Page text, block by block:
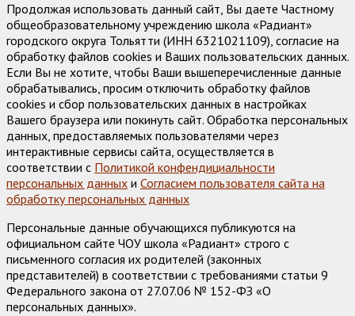
Продолжая использовать данный сайт, Вы даете Частному
общеобразовательному учреждению школа «Радиант»
городского округа Тольятти (ИНН 6321021109), согласие на
обработку файлов cookies и Ваших пользовательских данных.
Если Вы не хотите, чтобы Ваши вышеперечисленные данные
обрабатывались, просим отключить обработку файлов
cookies и сбор пользовательских данных в настройках
Вашего браузера или покинуть сайт. Обработка персональных
данных, предоставляемых пользователями через
интерактивные сервисы сайта, осуществляется в
соответствии с Политикой конфендициальности
персональных данных и Согласием пользователя сайта на
обработку персональных данных
Персональные данные обучающихся публикуются на
официальном сайте ЧОУ школа «Радиант» строго с
письменного согласия их родителей (законных
представителей) в соответствии с требованиями статьи 9
Федерального закона от 27.07.06 № 152-ФЗ «О
персональных данных».